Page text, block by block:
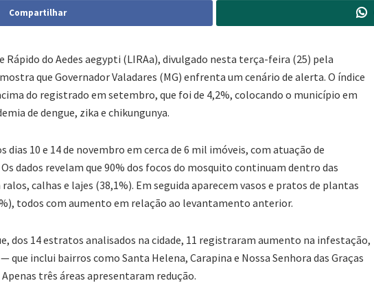
Compartilhar
Rápido do Aedes aegypti (LIRAa), divulgado nesta terça-feira (25) pela
que Governador Valadares (MG) enfrenta um cenário de alerta. O índice
do registrado em setembro, que foi de 4,2%, colocando o município em
de dengue, zika e chikungunya.
dias 10 e 14 de novembro em cerca de 6 mil imóveis, com atuação de
dados revelam que 90% dos focos do mosquito continuam dentro das
calhas e lajes (38,1%). Em seguida aparecem vasos e pratos de plantas
todos com aumento em relação ao levantamento anterior.
dos 14 estratos analisados na cidade, 11 registraram aumento na infestação,
que inclui bairros como Santa Helena, Carapina e Nossa Senhora das Graças
três áreas apresentaram redução.